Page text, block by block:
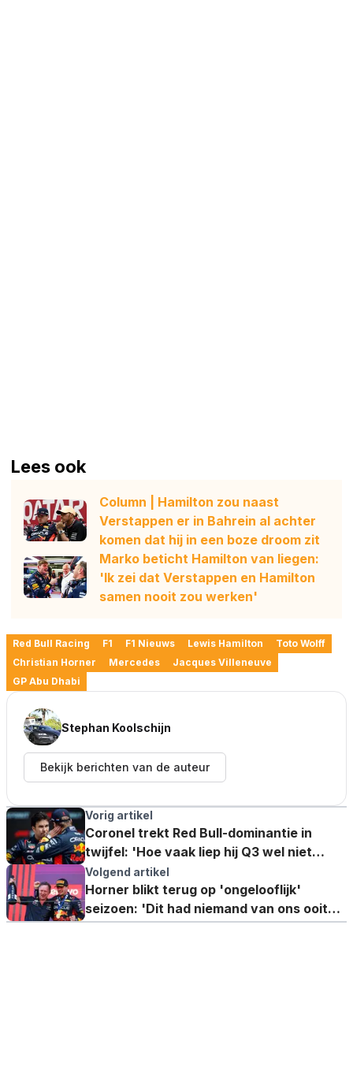
Lees ook
Column | Hamilton zou naast
Verstappen er in Bahrein al achter
komen dat hij in een boze droom zit
Marko beticht Hamilton van liegen:
'Ik zei dat Verstappen en Hamilton
samen nooit zou werken'
Red Bull Racing F1 F1 Nieuws Lewis Hamilton
Toto Wolff
Christian Horner
Mercedes
Jacques Villeneuve
GP Abu Dhabi
Stephan Koolschijn
Bekijk berichten van de auteur
Vorig artikel
Coronel trekt Red Bull-dominantie in
twijfel: 'Hoe vaak liep hij Q3 wel niet
mis?'
Volgend artikel
Horner blikt terug op 'ongelooflijk'
seizoen: 'Dit had niemand van ons ooit
gedacht'